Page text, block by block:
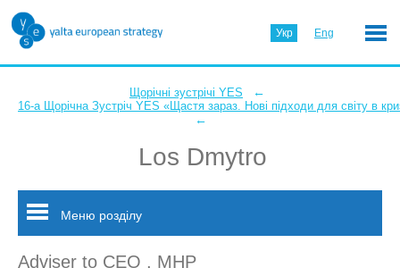
Укр Eng
Щорічні зустрічі YES ←
16-а Щорічна Зустріч YES «Щастя зараз. Нові підходи для світу в
←
Los Dmytro
Меню розділу
Adviser to CEO , MHP